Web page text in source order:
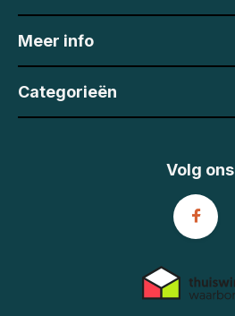
Meer info
Categorieën
Volg ons